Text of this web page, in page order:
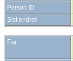
Person ID
Sist endret
Far